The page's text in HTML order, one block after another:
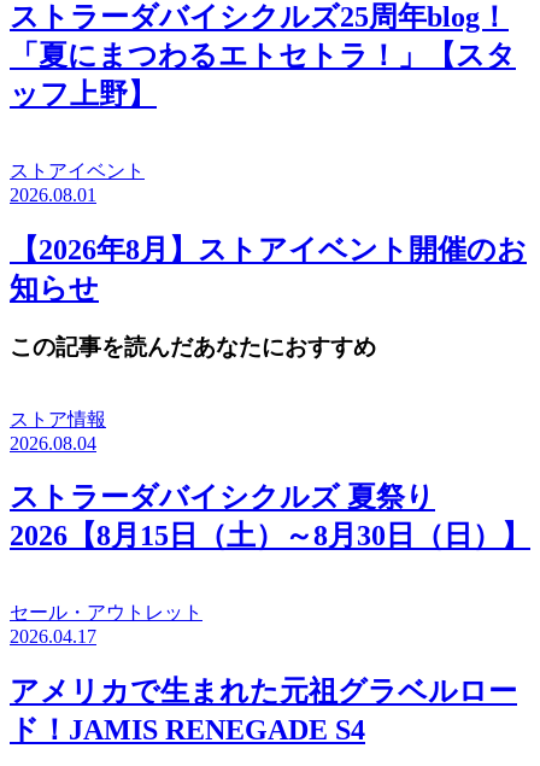
ストラーダバイシクルズ25周年blog！
「夏にまつわるエトセトラ！」【スタ
ッフ上野】
ストアイベント
2026.08.01
【2026年8月】ストアイベント開催のお
知らせ
この記事を読んだあなたにおすすめ
ストア情報
2026.08.04
ストラーダバイシクルズ 夏祭り
2026【8月15日（土）～8月30日（日）】
セール・アウトレット
2026.04.17
アメリカで生まれた元祖グラベルロー
ド！JAMIS RENEGADE S4